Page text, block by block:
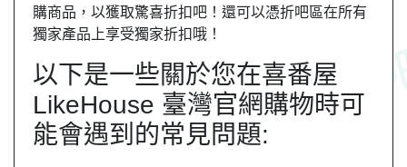
購商品，以獲取驚喜折扣吧！還可以憑折吧區在所有
獨家產品上享受獨家折扣哦！
以下是一些關於您在喜番屋
LikeHouse 臺灣官網購物時可
能會遇到的常見問題: